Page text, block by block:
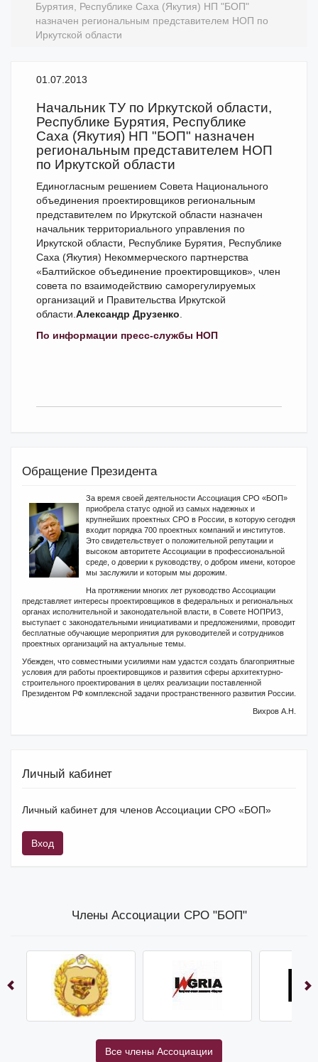
Бурятия, Республике Саха (Якутия) НП "БОП"
назначен региональным представителем НОП по
Иркутской области
01.07.2013
Начальник ТУ по Иркутской области,
Республике Бурятия, Республике
Саха (Якутия) НП "БОП" назначен
региональным представителем НОП
по Иркутской области
Единогласным решением Совета Национального
объединения проектировщиков региональным
представителем по Иркутской области назначен
начальник территориального управления по
Иркутской области, Республике Бурятия, Республике
Саха (Якутия) Некоммерческого партнерства
«Балтийское объединение проектировщиков», член
совета по взаимодействию саморегулируемых
организаций и Правительства Иркутской
области. Александр Друзенко
По информации пресс-службы НОП
Обращение Президента
За время своей деятельности Ассоциация СРО «БОП»
приобрела статус одной из самых надежных и
крупнейших проектных СРО в России, в которую сегодня
входит порядка 700 проектных компаний и институтов.
Это свидетельствует о положительной репутации и
высоком авторитете Ассоциации в профессиональной
среде, о доверии к руководству, о добром имени, которое
мы заслужили и которым мы дорожим.
На протяжении многих лет руководство Ассоциации
представляет интересы проектировщиков в федеральных и региональных
органах исполнительной и законодательной власти, в Совете НОПРИЗ,
выступает с законодательными инициативами и предложениями, проводит
бесплатные обучающие мероприятия для руководителей и сотрудников
проектных организаций на актуальные темы.
Убежден, что совместными усилиями нам удастся создать благоприятные
условия для работы проектировщиков и развития сферы архитектурно-
строительного проектирования в целях реализации поставленной
Президентом РФ комплексной задачи пространственного развития России.
Вихров А.Н.
Личный кабинет
Личный кабинет для членов Ассоциации СРО «БОП»
Вход
Члены Ассоциации СРО "БОП"
Все члены Ассоциации